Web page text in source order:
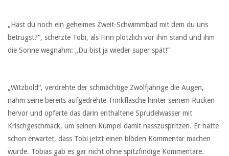
„Hast du noch ein geheimes Zweit-Schwimmbad mit dem du uns
betrügst?“, scherzte Tobi, als Finn plötzlich vor ihm stand und ihm
die Sonne wegnahm: „Du bist ja wieder super spät!“
„Witzbold“, verdrehte der schmächtige Zwölfjährige die Augen,
nahm seine bereits aufgedrehte Trinkflasche hinter seinem Rücken
hervor und opferte das darin enthaltene Sprudelwasser mit
Krischgeschmack, um seinen Kumpel damit nasszuspritzen. Er hatte
schon erwartet, dass Tobi jetzt einen blöden Kommentar machen
würde. Tobias gab es gar nicht ohne spitzfindige Kommentare.